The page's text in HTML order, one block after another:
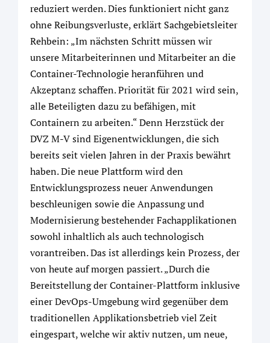
reduziert werden. Dies funktioniert nicht ganz
ohne Reibungsverluste, erklärt Sachgebietsleiter
Rehbein: „Im nächsten Schritt müssen wir
unsere Mitarbeiterinnen und Mitarbeiter an die
Container-Technologie heranführen und
Akzeptanz schaffen. Priorität für 2021 wird sein,
alle Beteiligten dazu zu befähigen, mit
Containern zu arbeiten.“ Denn Herzstück der
DVZ M-V sind Eigenentwicklungen, die sich
bereits seit vielen Jahren in der Praxis bewährt
haben. Die neue Plattform wird den
Entwicklungsprozess neuer Anwendungen
beschleunigen sowie die Anpassung und
Modernisierung bestehender Fachapplikationen
sowohl inhaltlich als auch technologisch
vorantreiben. Das ist allerdings kein Prozess, der
von heute auf morgen passiert. „Durch die
Bereitstellung der Container-Plattform inklusive
einer DevOps-Umgebung wird gegenüber dem
traditionellen Applikationsbetrieb viel Zeit
eingespart, welche wir aktiv nutzen, um neue,